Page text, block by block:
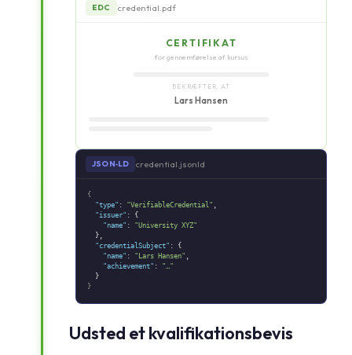
EDC credential.pdf
CERTIFIKAT
for gennemførelse af kursus
BEKRÆFTER, AT
Lars Hansen
JSON‑LD credential.jsonld
{
"type" : "VerifiableCredential" ,
"issuer" : {
"name" : "University XYZ"
},
"credentialSubject" : {
"name" : "Lars Hansen" ,
"achievement" : "…"
}
}
Udsted et kvalifikationsbevis